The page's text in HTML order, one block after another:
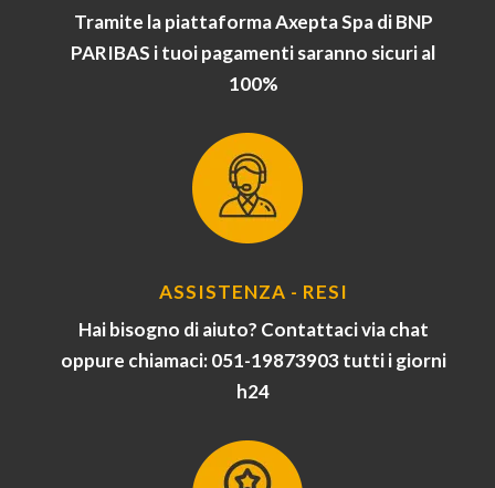
Tramite la piattaforma Axepta Spa di BNP
PARIBAS i tuoi pagamenti saranno sicuri al
100%
ASSISTENZA - RESI
Hai bisogno di aiuto? Contattaci via chat
oppure chiamaci: 051-19873903 tutti i giorni
h24